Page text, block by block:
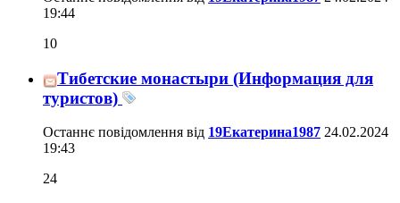
19:44
10
Тибетские монастыри (Информация для
туристов)
Останнє повідомлення від 19Екатерина1987 24.02.2024
19:43
24